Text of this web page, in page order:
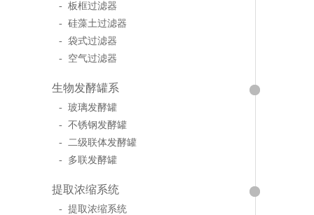
- 板框过滤器
- 硅藻土过滤器
- 袋式过滤器
- 空气过滤器
生物发酵罐系
- 玻璃发酵罐
- 不锈钢发酵罐
- 二级联体发酵罐
- 多联发酵罐
提取浓缩系统
- 提取浓缩系统